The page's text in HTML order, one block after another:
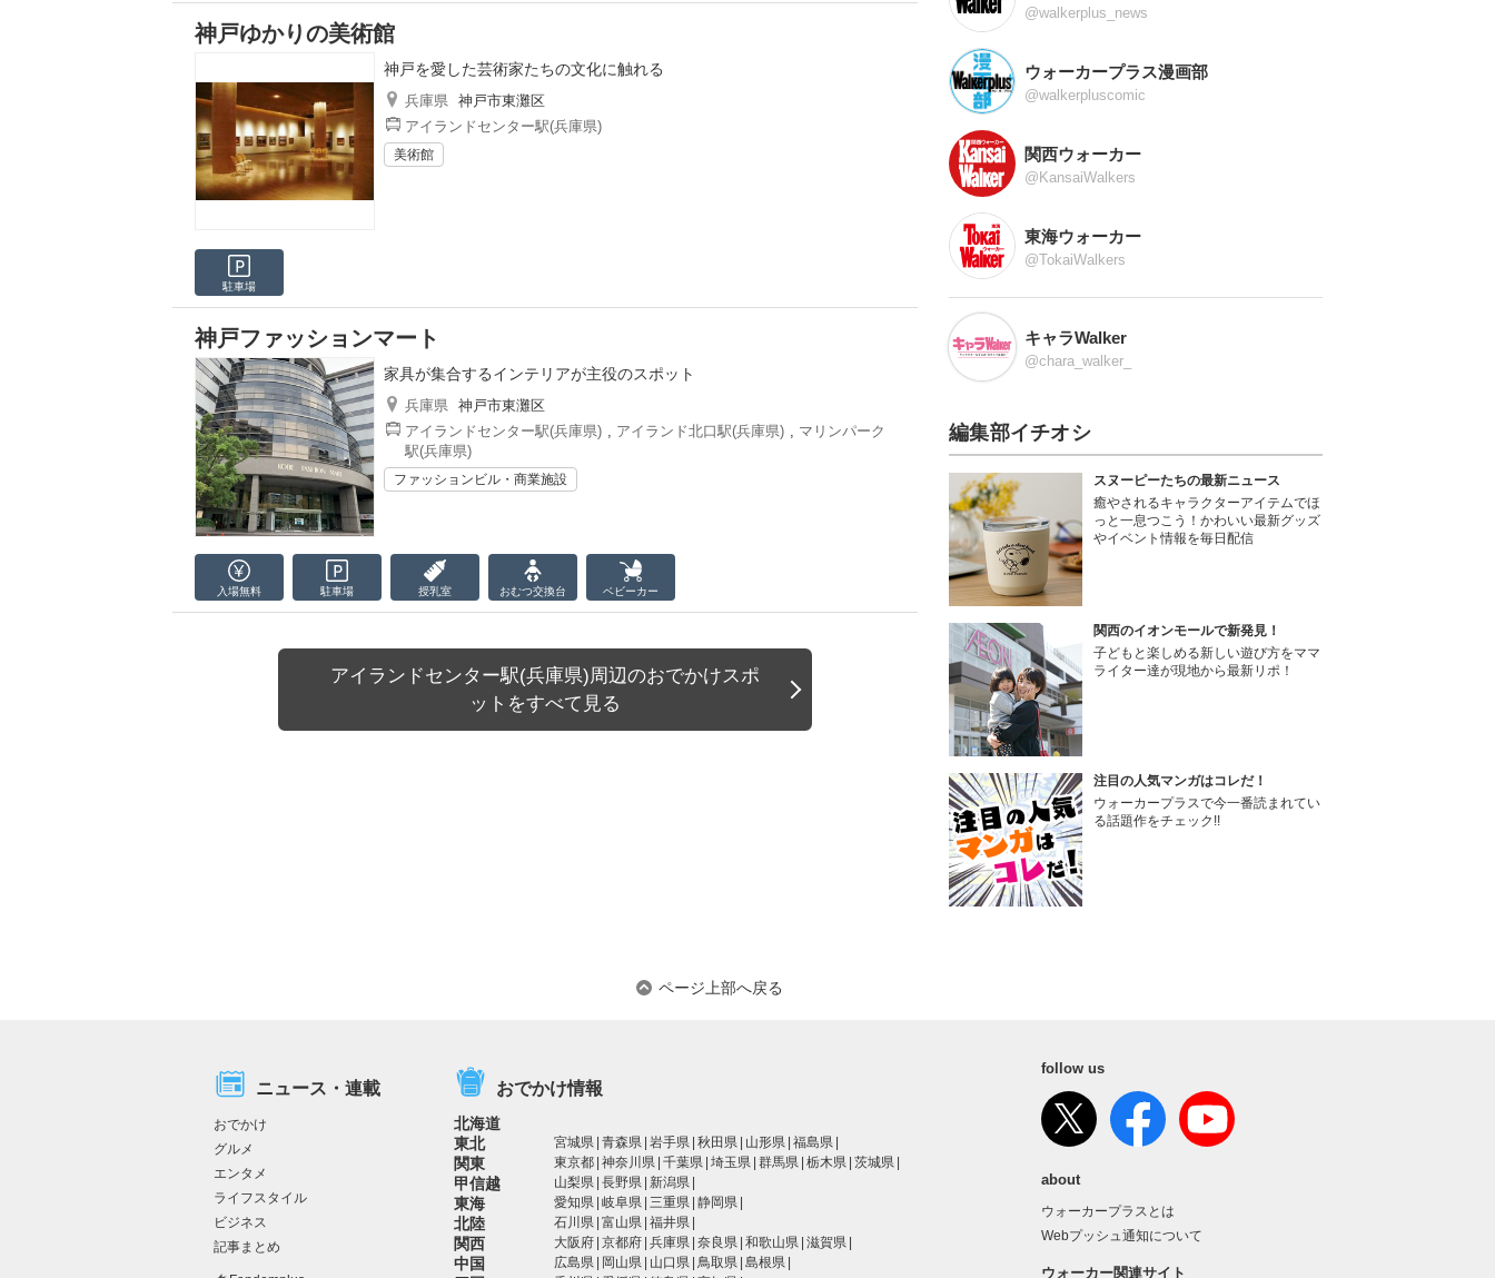
神戸ゆかりの美術館
神戸を愛した芸術家たちの文化に触れる
兵庫県 神戸市東灘区
アイランドセンター駅(兵庫県)
美術館
駐車場
神戸ファッションマート
家具が集合するインテリアが主役のスポット
兵庫県 神戸市東灘区
アイランドセンター駅(兵庫県) , アイランド北口駅(兵庫県) , マリンパーク
駅(兵庫県)
ファッションビル・商業施設
入場無料 駐車場 授乳室 おむつ交換台 ベビーカー
アイランドセンター駅(兵庫県)周辺のおでかけスポ
ットをすべて見る
@walkerplus_news
ウォーカープラス漫画部
@walkerpluscomic
関西ウォーカー
@KansaiWalkers
東海ウォーカー
@TokaiWalkers
キャラWalker
@chara_walker_
編集部イチオシ
スヌーピーたちの最新ニュース
癒やされるキャラクターアイテムでほ
っと一息つこう！かわいい最新グッズ
やイベント情報を毎日配信
関西のイオンモールで新発見！
子どもと楽しめる新しい遊び方をママ
ライター達が現地から最新リポ！
注目の人気マンガはコレだ！
ウォーカープラスで今一番読まれてい
る話題作をチェック!!
ページ上部へ戻る
ニュース・連載
おでかけ
グルメ
エンタメ
ライフスタイル
ビジネス
記事まとめ
おでかけ情報
北海道
東北
宮城県 青森県 岩手県 秋田県 山形県 福島県
関東 東京都 神奈川県 千葉県 埼玉県 群馬県 栃木県 茨城県
甲信越 山梨県 長野県 新潟県
東海 愛知県 岐阜県 三重県 静岡県
北陸 石川県 富山県 福井県
関西 大阪府 京都府 兵庫県 奈良県 和歌山県 滋賀県
中国 広島県 岡山県 山口県 鳥取県 島根県
follow us
about
ウォーカープラスとは
Webプッシュ通知について
ウォーカー関連サイト